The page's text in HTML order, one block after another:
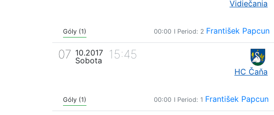
Vidiečania
Góly (1) 00:00 I Period: 2 František Papcun
07 10.2017
Sobota
15:45
HC Čaňa
Góly (1) 00:00 I Period: 1 František Papcun